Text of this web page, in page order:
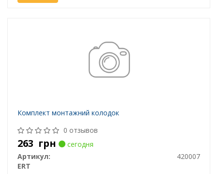
Комплект монтажний колодок
0 отзывов
263 грн
сегодня
Артикул:
420007
ERT